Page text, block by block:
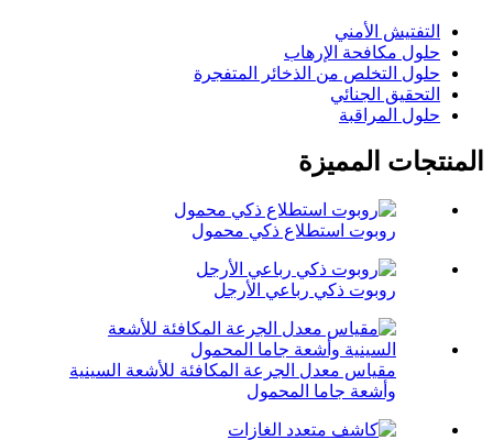
التفتيش الأمني
حلول مكافحة الإرهاب
حلول التخلص من الذخائر المتفجرة
التحقيق الجنائي
حلول المراقبة
المنتجات المميزة
روبوت استطلاع ذكي محمول
روبوت ذكي رباعي الأرجل
مقياس معدل الجرعة المكافئة للأشعة السينية
وأشعة جاما المحمول